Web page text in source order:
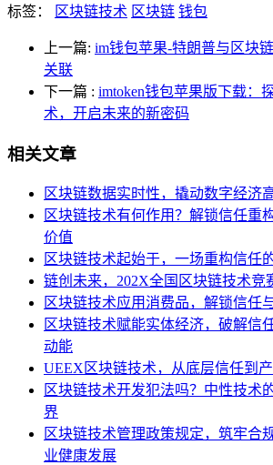
标签： 区块链技术 区块链 钱包
上一篇: im钱包苹果-特朗普与区块
关联
下一篇 : imtoken钱包苹果版下载：
术，开启未来的新密码
相关文章
区块链数据实时性，撬动数字经济
区块链技术有何作用？解锁信任重
价值
区块链技术起始于，一场重构信任
链创未来，202X全国区块链技术竞
区块链技术应用消费品，解锁信任
区块链技术赋能实体经济，破解信
动能
UEEX区块链技术，从底层信任到
区块链技术开发犯法吗？中性技术
界
区块链技术管理政策规定，筑牢合
业健康发展